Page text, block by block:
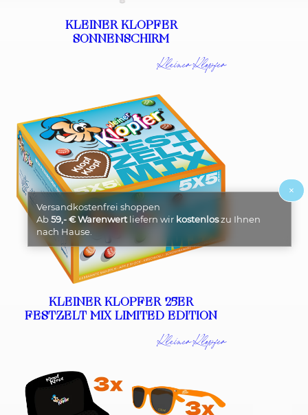
Versandkostenfrei shoppen
Ab59,- € Warenwertliefern wir kostenloszu Ihnen
nach Hause.
×
KLEINER KLOPFER
SONNENSCHIRM
Kleiner Klopfer
KLEINER KLOPFER 25ER
FESTZELT MIX LIMITED EDITION
Kleiner Klopfer